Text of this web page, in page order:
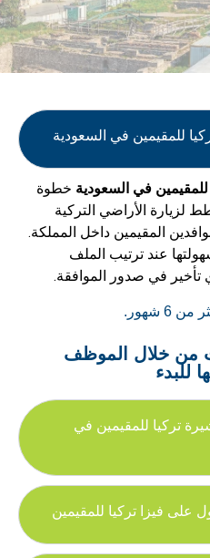
للمقيمين في السعودية
للمقيمين في السعودية خطوة
الأراضي التركية
المقيمين داخل المملكة.
عند ترتيب الملف
تأخير في صدور الموافقة.
6 شهور.
من خلال الموظف
للبدء
تركيا للمقيمين في
على فيزا تركيا للمقيمين